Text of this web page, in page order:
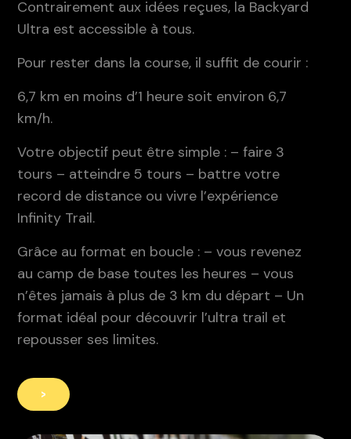
Contrairement aux idées reçues, la Backyard
Ultra est accessible à tous.
Pour rester dans la course, il suffit de courir :
6,7 km en moins d’1 heure soit environ 6,7
km/h.
Votre objectif peut être simple : – faire 3
tours – atteindre 5 tours – battre votre
record de distance ou vivre l’expérience
Infinity Trail.
Grâce au format en boucle : – vous revenez
au camp de base toutes les heures – vous
n’êtes jamais à plus de 3 km du départ – Un
format idéal pour découvrir l’ultra trail et
repousser ses limites.
>